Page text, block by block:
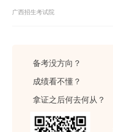
广西招生考试院
备考没方向？
成绩看不懂？
拿证之后何去何从？